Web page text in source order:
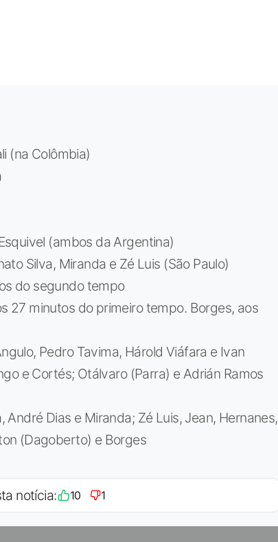
(na Colômbia)
(ambos da Argentina)
Silva, Miranda e Zé Luis (São Paulo)
do segundo tempo
27 minutos do primeiro tempo. Borges, aos
Pedro Tavima, Hárold Viáfara e Ivan
e Cortés; Otálvaro (Parra) e Adrián Ramos
André Dias e Miranda; Zé Luis, Jean, Hernanes,
(Dagoberto) e Borges
notícia: 10 1